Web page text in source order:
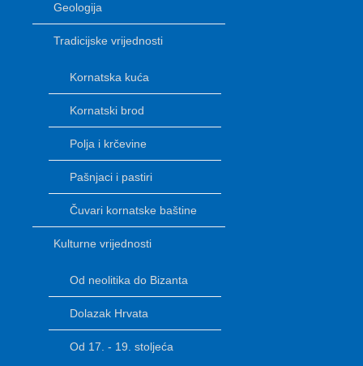
Geologija
Tradicijske vrijednosti
Kornatska kuća
Kornatski brod
Polja i krčevine
Pašnjaci i pastiri
Čuvari kornatske baštine
Kulturne vrijednosti
Od neolitika do Bizanta
Dolazak Hrvata
Od 17. - 19. stoljeća